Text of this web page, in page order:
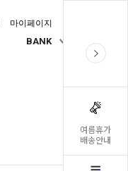
여름휴가
배송안내
마이페이지
BANK